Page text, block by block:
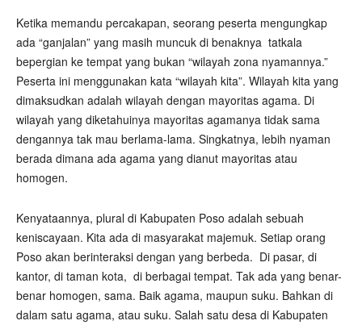
Ketika memandu percakapan, seorang peserta mengungkap
ada “ganjalan” yang masih muncuk di benaknya tatkala
bepergian ke tempat yang bukan “wilayah zona nyamannya.”
Peserta ini menggunakan kata “wilayah kita”. Wilayah kita yang
dimaksudkan adalah wilayah dengan mayoritas agama. Di
wilayah yang diketahuinya mayoritas agamanya tidak sama
dengannya tak mau berlama-lama. Singkatnya, lebih nyaman
berada dimana ada agama yang dianut mayoritas atau
homogen.
Kenyataannya, plural di Kabupaten Poso adalah sebuah
keniscayaan. Kita ada di masyarakat majemuk. Setiap orang
Poso akan berinteraksi dengan yang berbeda. Di pasar, di
kantor, di taman kota, di berbagai tempat. Tak ada yang benar-
benar homogen, sama. Baik agama, maupun suku. Bahkan di
dalam satu agama, atau suku. Salah satu desa di Kabupaten